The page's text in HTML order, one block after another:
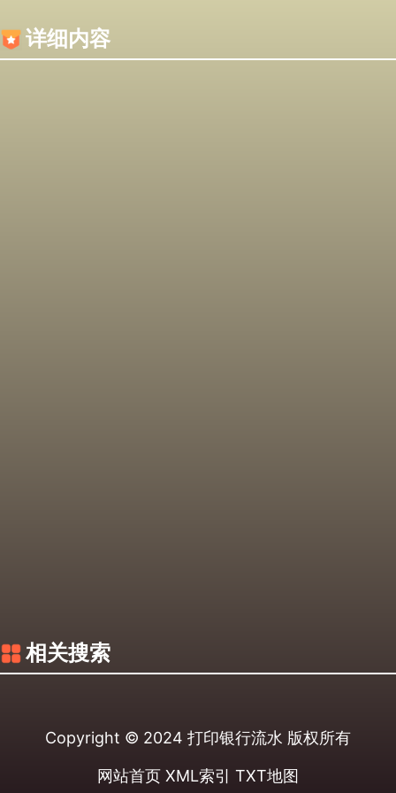
详细内容
相关搜索
Copyright © 2024 打印银行流水 版权所有
网站首页 XML索引 TXT地图